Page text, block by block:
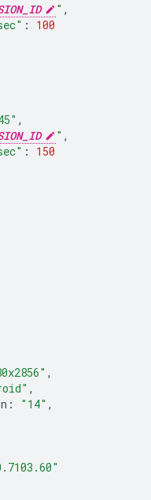
" ,
:
100
,
" ,
:
150
,
,
: "14" ,